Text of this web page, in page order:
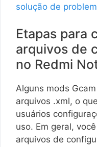
solução de
Etapas para
arquivos de
no Redmi
Alguns mods
arquivos .xml, o
usuários
uso. Em geral,
arquivos de